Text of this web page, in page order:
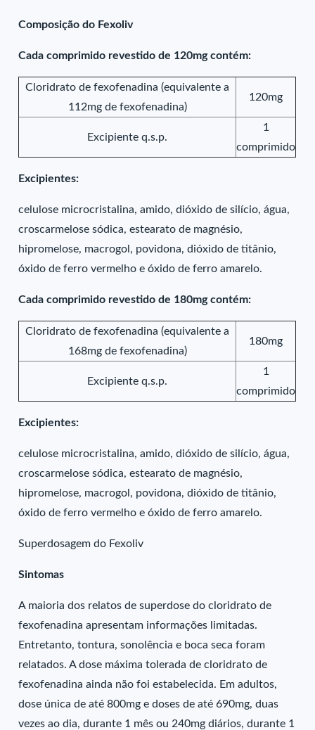
Composição do Fexoliv
Cada comprimido revestido de 120mg contém:
Cloridrato de fexofenadina (equivalente a
112mg de fexofenadina)
120mg
Excipiente q.s.p.
1
comprimido
Excipientes:
celulose microcristalina, amido, dióxido de silício, água,
croscarmelose sódica, estearato de magnésio,
hipromelose, macrogol, povidona, dióxido de titânio,
óxido de ferro vermelho e óxido de ferro amarelo.
Cada comprimido revestido de 180mg contém:
Cloridrato de fexofenadina (equivalente a
168mg de fexofenadina)
180mg
Excipiente q.s.p.
1
comprimido
Excipientes:
celulose microcristalina, amido, dióxido de silício, água,
croscarmelose sódica, estearato de magnésio,
hipromelose, macrogol, povidona, dióxido de titânio,
óxido de ferro vermelho e óxido de ferro amarelo.
Superdosagem do Fexoliv
Sintomas
A maioria dos relatos de superdose do cloridrato de
fexofenadina apresentam informações limitadas.
Entretanto, tontura, sonolência e boca seca foram
relatados. A dose máxima tolerada de cloridrato de
fexofenadina ainda não foi estabelecida. Em adultos,
dose única de até 800mg e doses de até 690mg, duas
vezes ao dia, durante 1 mês ou 240mg diários, durante 1